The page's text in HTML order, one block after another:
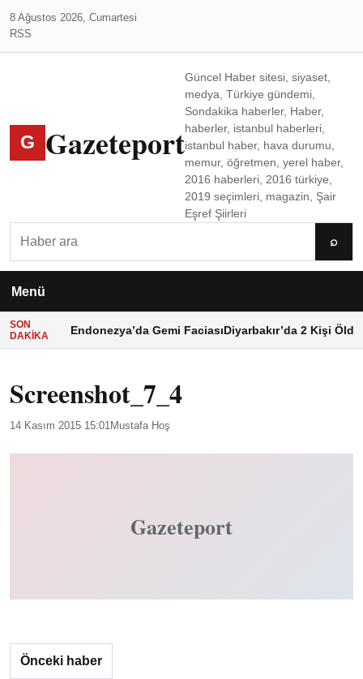
8 Ağustos 2026, Cumartesi
RSS
G Gazeteport
Güncel Haber sitesi, siyaset,
medya, Türkiye gündemi,
Sondakika haberler, Haber,
haberler, istanbul haberleri,
istanbul haber, hava durumu,
memur, öğretmen, yerel haber,
2016 haberleri, 2016 türkiye,
2019 seçimleri, magazin, Şair
Eşref Şiirleri
⌕
Menü
SON
DAKIKA
Endonezya’da Gemi FaciasıDiyarbakır’da 2 Kişi Öldü
Screenshot_7_4
14 Kasım 2015 15:01Mustafa Hoş
Gazeteport
Önceki haber